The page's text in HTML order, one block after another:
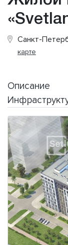
Санкт-
карте
Описание